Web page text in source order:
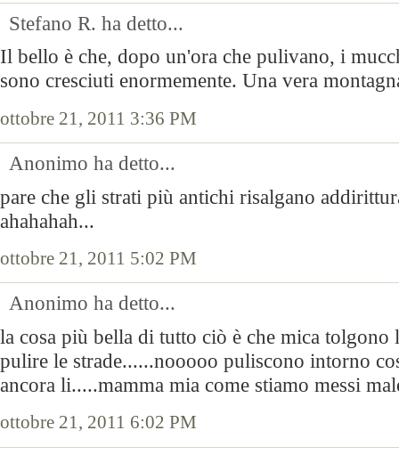
Stefano R. ha detto...
Il bello è che, dopo un'ora che pulivano, i
sono cresciuti enormemente. Una vera
ottobre 21, 2011 3:36 PM
Anonimo ha detto...
pare che gli strati più antichi risalgano
ahahahah...
ottobre 21, 2011 5:02 PM
Anonimo ha detto...
la cosa più bella di tutto ciò è che mica tolgono
pulire le strade......nooooo puliscono intorno
ancora li.....mamma mia come stiamo messi
ottobre 21, 2011 6:02 PM